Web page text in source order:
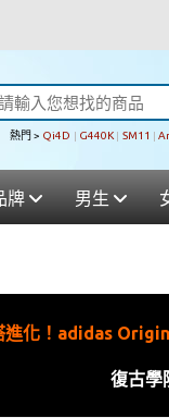
熱門 > Qi4D | G440K | SM11 |
牌 男生
進化！adidas
復古學